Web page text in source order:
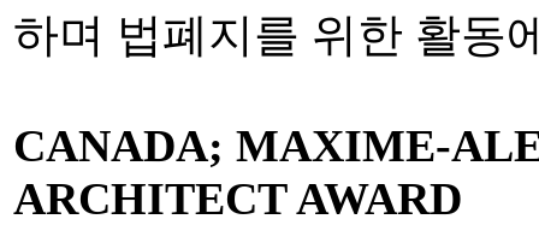
하며 법폐지를 위한 활동
CANADA; MAXIME-
ARCHITECT AWARD